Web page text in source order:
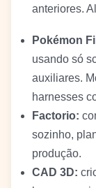
anteriores.
Pokémon
usando só
auxiliares.
harnesses
Factorio:
sozinho,
produção.
CAD 3D: